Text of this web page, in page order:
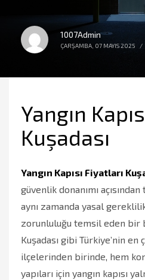
1007Admin
ÇARŞAMBA, 07 MAYIS 2025 /
Yangın
Kuşadası
Yangın Kapısı Fiyatları
güvenlik donanımı
aynı zamanda yasal
zorunluluğu temsil eden bir
Kuşadası gibi Türkiye’nin en
ilçelerinden birinde, hem
yapıları için yangın kapısı